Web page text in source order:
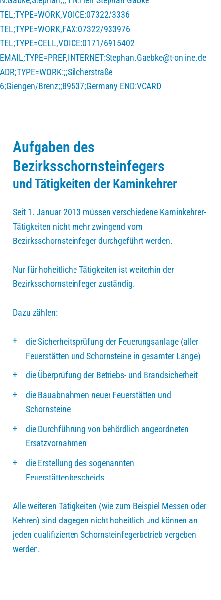
TEL;TYPE=WORK,VOICE:07322/3336
TEL;TYPE=WORK,FAX:07322/933976
TEL;TYPE=CELL,VOICE:0171/6915402
EMAIL;TYPE=PREF,INTERNET:Stephan.Gaebke@t-online.de
ADR;TYPE=WORK:;;Silcherstraße
6;Giengen/Brenz;;89537;Germany END:VCARD
Aufgaben des
Bezirksschornsteinfegers
und Tätigkeiten der Kaminkehrer
Seit 1. Januar 2013 müssen verschiedene Kaminkehrer-
Tätigkeiten nicht mehr zwingend vom
Bezirksschornsteinfeger durchgeführt werden.
Nur für hoheitliche Tätigkeiten ist weiterhin der
Bezirksschornsteinfeger zuständig.
Dazu zählen:
die Sicherheitsprüfung der Feuerungsanlage (aller
Feuerstätten und Schornsteine in gesamter Länge)
die Überprüfung der Betriebs- und Brandsicherheit
die Bauabnahmen neuer Feuerstätten und
Schornsteine
die Durchführung von behördlich angeordneten
Ersatzvornahmen
die Erstellung des sogenannten
Feuerstättenbescheids
Alle weiteren Tätigkeiten (wie zum Beispiel Messen oder
Kehren) sind dagegen nicht hoheitlich und können an
jeden qualifizierten Schornsteinfegerbetrieb vergeben
werden.